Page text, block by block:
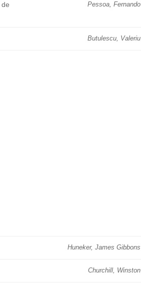
Pessoa, Fernando
Butulescu, Valeriu
Huneker, James Gibbons
Churchill, Winston